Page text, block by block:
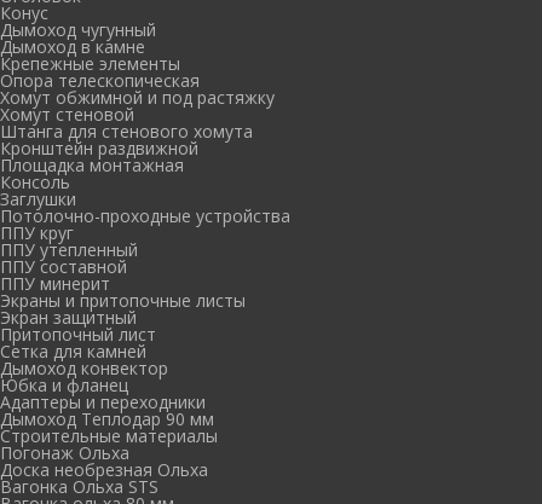
Конус
Дымоход чугунный
Дымоход в камне
Крепежные элементы
Опора телескопическая
Хомут обжимной и под растяжку
Хомут стеновой
Штанга для стенового хомута
Кронштейн раздвижной
Площадка монтажная
Консоль
Заглушки
Потолочно-проходные устройства
ППУ круг
ППУ утепленный
ППУ составной
ППУ минерит
Экраны и притопочные листы
Экран защитный
Притопочный лист
Сетка для камней
Дымоход конвектор
Юбка и фланец
Адаптеры и переходники
Дымоход Теплодар 90 мм
Cтроительные материалы
Погонаж Ольха
Доска необрезная Ольха
Вагонка Ольха STS